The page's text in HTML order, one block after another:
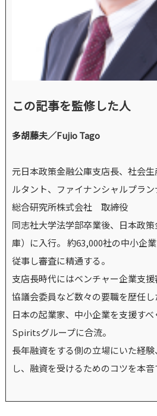
この記事を監修した人
多胡藤夫／Fujio Tago
元日本政策金融公庫支店長、社会
ルタント、ファイナンシャルプラ
総合研究所株式会社 取締役
同志社大学法学部卒業後、日本政
庫）に入行。 約63,000社の中小企
従事し審査に精通する。
支店長時代にはベンチャー企業支
協議会委員など数々の要職を歴任し
日本の起業家、中小企業を支援す
Spiritsグループに合流。
長年融資をする側の立場にいた経
し、融資を受けるためのコツを本音